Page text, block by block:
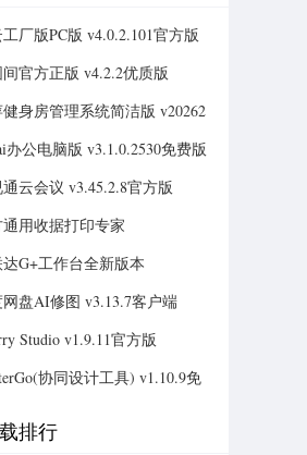
厂版PC版 v4.0.2.101官方版
官方正版 v4.2.2优质版
身房管理系统简洁版 v20262
办公电脑版 v3.1.0.2530免费版
云会议 v3.45.2.8官方版
用收据打印专家
G+工作台全新版本
盘AI修图 v3.13.7客户端
Studio v1.9.11官方版
协同设计工具) v1.10.9免
排行